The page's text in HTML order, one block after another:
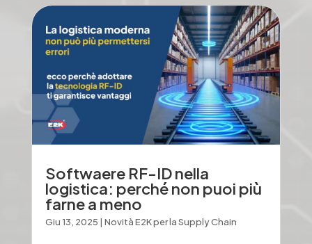
Softwaere RF-ID nella
logistica: perché non puoi più
farne a meno
Giu 13, 2025 | Novità E2K per la Supply Chain